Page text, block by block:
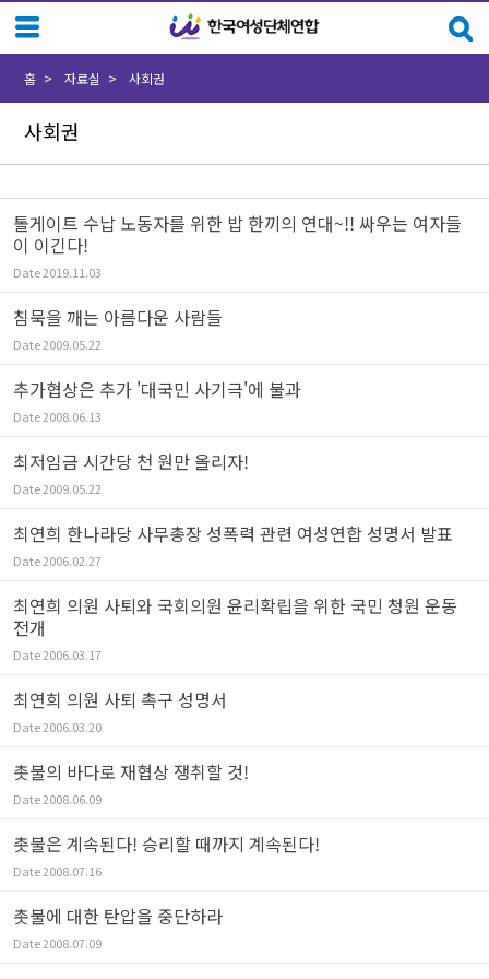
사회권
홈 자료실 사회권
톨게이트 수납 노동자를 위한 밥 한끼의 연대~!! 싸우는 여자들
이 이긴다!
Date2019.11.03
침묵을 깨는 아름다운 사람들
Date2009.05.22
추가협상은 추가 '대국민 사기극'에 불과
Date2008.06.13
최저임금 시간당 천 원만 올리자!
Date2009.05.22
최연희 한나라당 사무총장 성폭력 관련 여성연합 성명서 발표
Date2006.02.27
최연희 의원 사퇴와 국회의원 윤리확립을 위한 국민 청원 운동
전개
Date2006.03.17
최연희 의원 사퇴 촉구 성명서
Date2006.03.20
촛불의 바다로 재협상 쟁취할 것!
Date2008.06.09
촛불은 계속된다! 승리할 때까지 계속된다!
Date2008.07.16
촛불에 대한 탄압을 중단하라
Date2008.07.09